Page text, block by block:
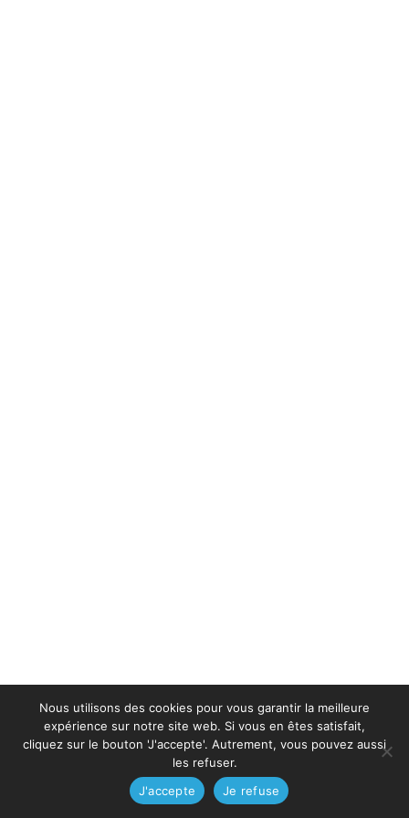
Nous utilisons des cookies pour vous garantir la meilleure
expérience sur notre site web. Si vous en êtes satisfait,
cliquez sur le bouton 'J'accepte'. Autrement, vous pouvez aussi
les refuser.
J'accepte
Je refuse